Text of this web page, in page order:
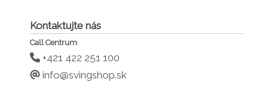
Kontaktujte nás
Call Centrum
+421 422 251 100
info@svingshop.sk